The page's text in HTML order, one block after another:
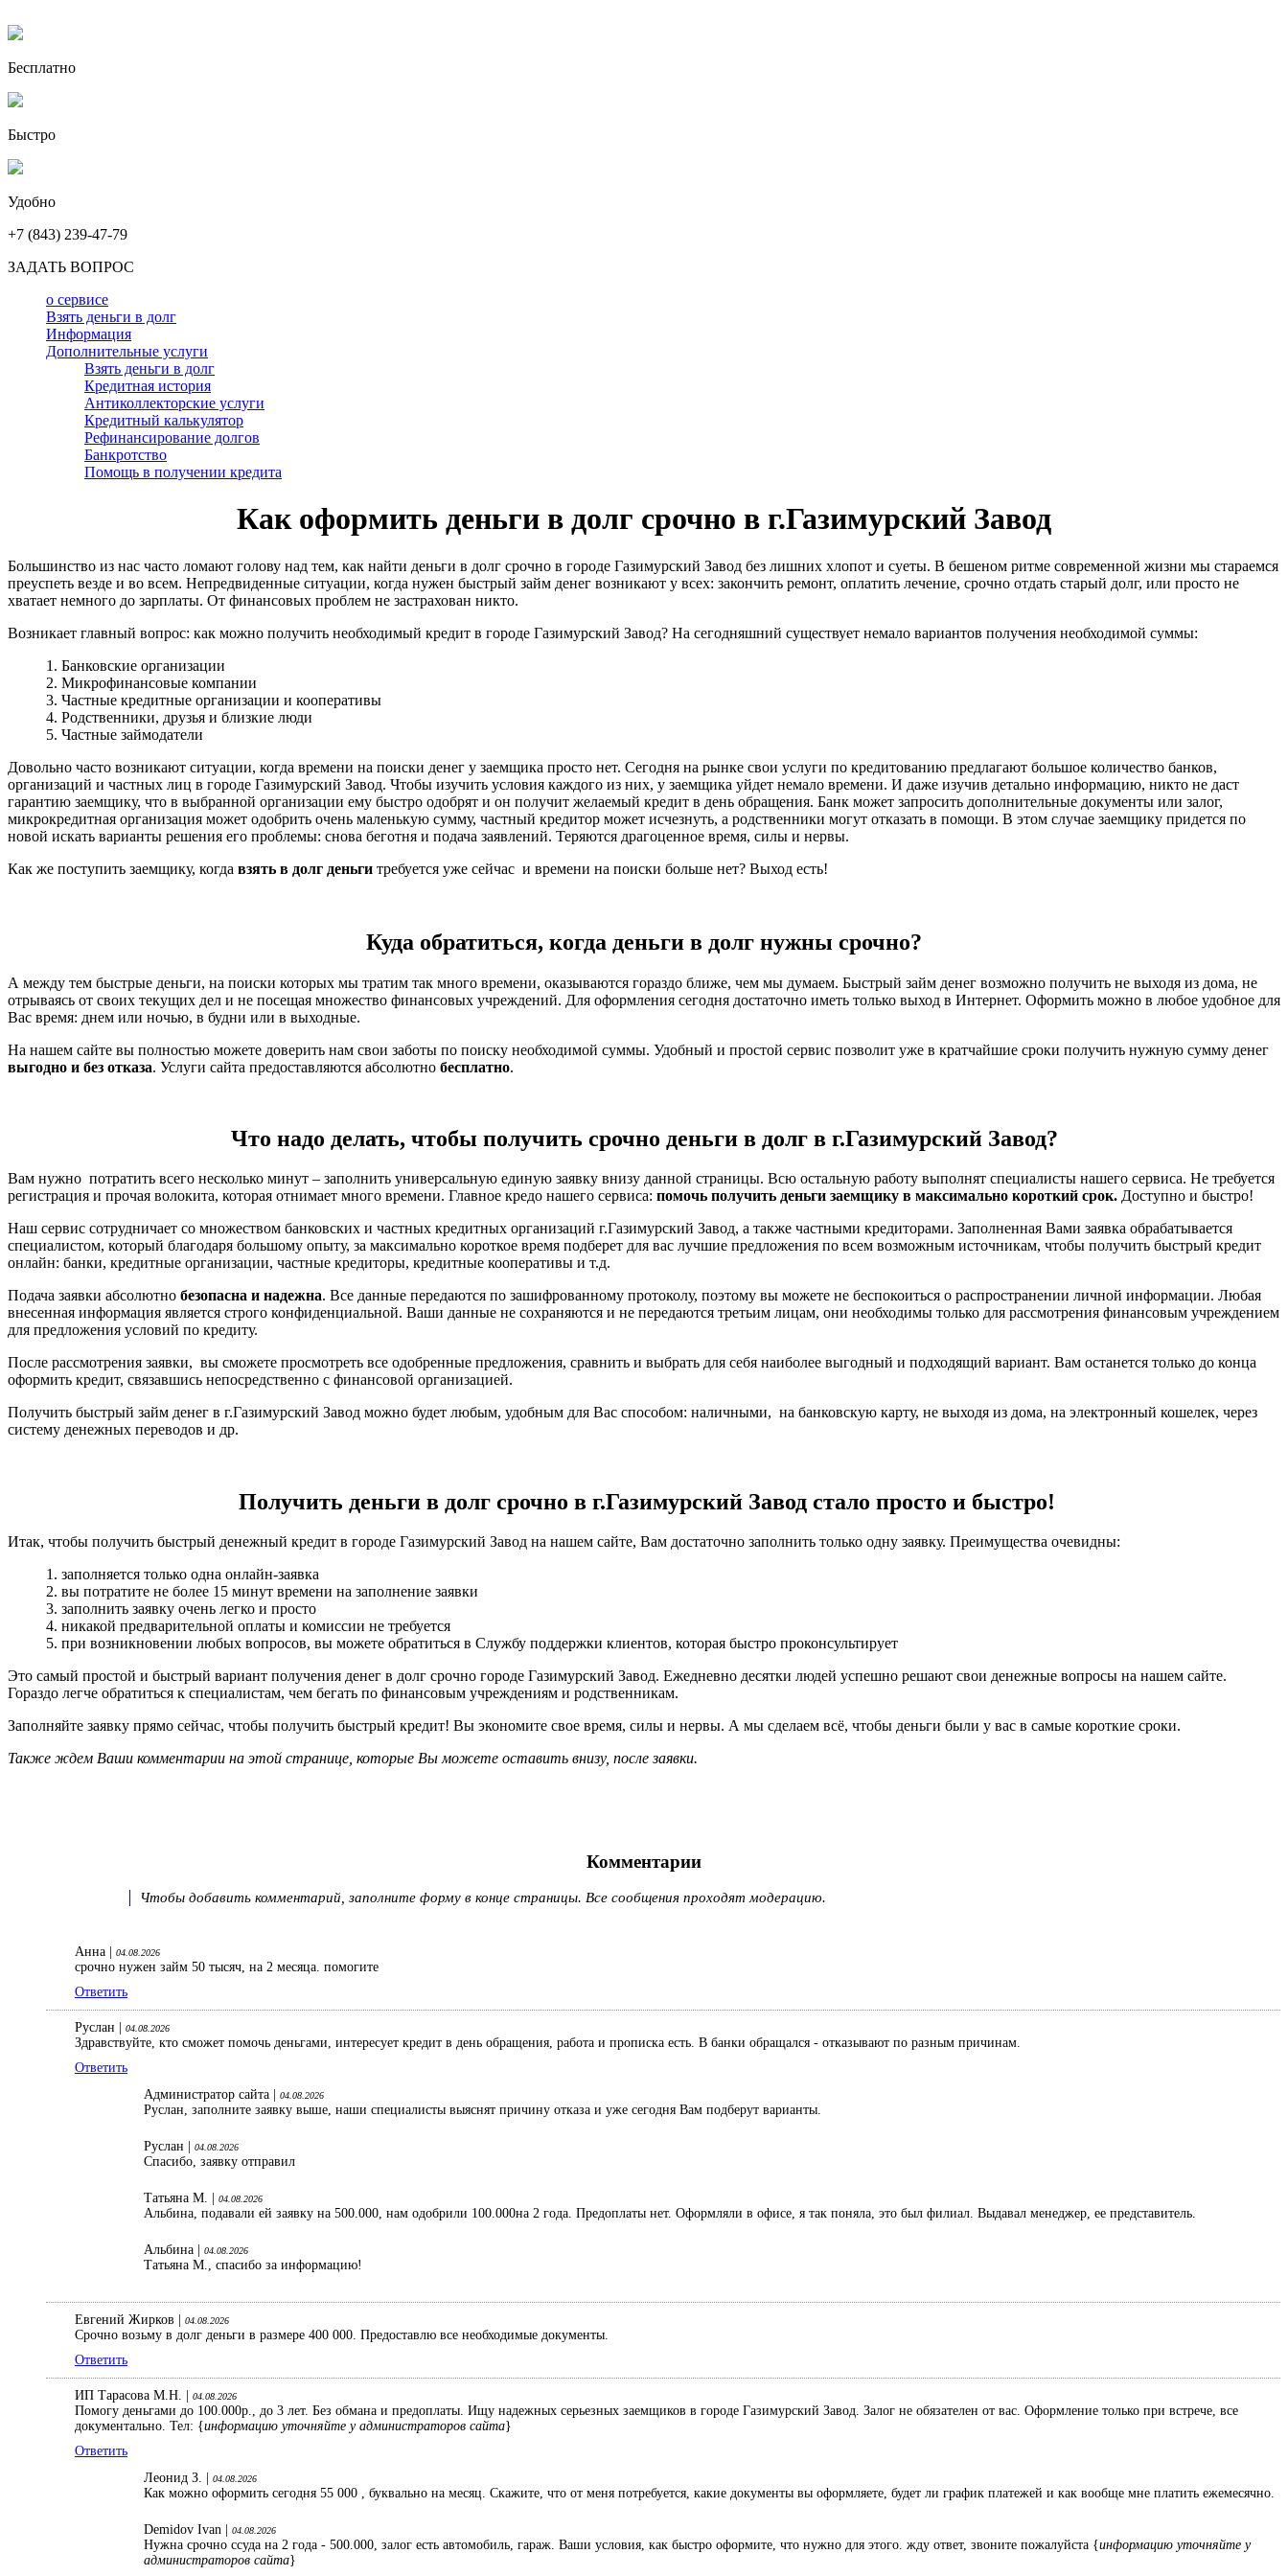
Бесплатно
Быстро
Удобно
+7 (843) 239-47-79
ЗАДАТЬ ВОПРОС
о сервисе
Взять деньги в долг
Информация
Дополнительные услуги
Взять деньги в долг
Кредитная история
Антиколлекторские услуги
Кредитный калькулятор
Рефинансирование долгов
Банкротство
Помощь в получении кредита
Как оформить деньги в долг срочно в г.Газимурский Завод
Большинство из нас часто ломают голову над тем, как найти деньги в долг срочно в городе Газимурский Завод без лишних хлопот и суеты. В бешеном ритме современной жизни мы стараемся
преуспеть везде и во всем. Непредвиденные ситуации, когда нужен быстрый займ денег возникают у всех: закончить ремонт, оплатить лечение, срочно отдать старый долг, или просто не
хватает немного до зарплаты. От финансовых проблем не застрахован никто.
Возникает главный вопрос: как можно получить необходимый кредит в городе Газимурский Завод? На сегодняшний существует немало вариантов получения необходимой суммы:
1. Банковские организации
2. Микрофинансовые компании
3. Частные кредитные организации и кооперативы
4. Родственники, друзья и близкие люди
5. Частные займодатели
Довольно часто возникают ситуации, когда времени на поиски денег у заемщика просто нет. Сегодня на рынке свои услуги по кредитованию предлагают большое количество банков,
организаций и частных лиц в городе Газимурский Завод. Чтобы изучить условия каждого из них, у заемщика уйдет немало времени. И даже изучив детально информацию, никто не даст
гарантию заемщику, что в выбранной организации ему быстро одобрят и он получит желаемый кредит в день обращения. Банк может запросить дополнительные документы или залог,
микрокредитная организация может одобрить очень маленькую сумму, частный кредитор может исчезнуть, а родственники могут отказать в помощи. В этом случае заемщику придется по
новой искать варианты решения его проблемы: снова беготня и подача заявлений. Теряются драгоценное время, силы и нервы.
Как же поступить заемщику, когда взять в долг деньги требуется уже сейчас и времени на поиски больше нет? Выход есть!
Куда обратиться, когда деньги в долг нужны срочно?
А между тем быстрые деньги, на поиски которых мы тратим так много времени, оказываются гораздо ближе, чем мы думаем. Быстрый займ денег возможно получить не выходя из дома, не
отрываясь от своих текущих дел и не посещая множество финансовых учреждений. Для оформления сегодня достаточно иметь только выход в Интернет. Оформить можно в любое удобное для
Вас время: днем или ночью, в будни или в выходные.
На нашем сайте вы полностью можете доверить нам свои заботы по поиску необходимой суммы. Удобный и простой сервис позволит уже в кратчайшие сроки получить нужную сумму денег
выгодно и без отказа. Услуги сайта предоставляются абсолютно бесплатно.
Что надо делать, чтобы получить срочно деньги в долг в г.Газимурский Завод?
Вам нужно потратить всего несколько минут – заполнить универсальную единую заявку внизу данной страницы. Всю остальную работу выполнят специалисты нашего сервиса. Не требуется
регистрация и прочая волокита, которая отнимает много времени. Главное кредо нашего сервиса: помочь получить деньги заемщику в максимально короткий срок. Доступно и быстро!
Наш сервис сотрудничает со множеством банковских и частных кредитных организаций г.Газимурский Завод, а также частными кредиторами. Заполненная Вами заявка обрабатывается
специалистом, который благодаря большому опыту, за максимально короткое время подберет для вас лучшие предложения по всем возможным источникам, чтобы получить быстрый кредит
онлайн: банки, кредитные организации, частные кредиторы, кредитные кооперативы и т.д.
Подача заявки абсолютно безопасна и надежна. Все данные передаются по зашифрованному протоколу, поэтому вы можете не беспокоиться о распространении личной информации. Любая
внесенная информация является строго конфиденциальной. Ваши данные не сохраняются и не передаются третьим лицам, они необходимы только для рассмотрения финансовым учреждением
для предложения условий по кредиту.
После рассмотрения заявки, вы сможете просмотреть все одобренные предложения, сравнить и выбрать для себя наиболее выгодный и подходящий вариант. Вам останется только до конца
оформить кредит, связавшись непосредственно с финансовой организацией.
Получить быстрый займ денег в г.Газимурский Завод можно будет любым, удобным для Вас способом: наличными, на банковскую карту, не выходя из дома, на электронный кошелек, через
систему денежных переводов и др.
Получить деньги в долг срочно в г.Газимурский Завод стало просто и быстро!
Итак, чтобы получить быстрый денежный кредит в городе Газимурский Завод на нашем сайте, Вам достаточно заполнить только одну заявку. Преимущества очевидны:
1. заполняется только одна онлайн-заявка
2. вы потратите не более 15 минут времени на заполнение заявки
3. заполнить заявку очень легко и просто
4. никакой предварительной оплаты и комиссии не требуется
5. при возникновении любых вопросов, вы можете обратиться в Службу поддержки клиентов, которая быстро проконсультирует
Это самый простой и быстрый вариант получения денег в долг срочно городе Газимурский Завод. Ежедневно десятки людей успешно решают свои денежные вопросы на нашем сайте.
Гораздо легче обратиться к специалистам, чем бегать по финансовым учреждениям и родственникам.
Заполняйте заявку прямо сейчас, чтобы получить быстрый кредит! Вы экономите свое время, силы и нервы. А мы сделаем всё, чтобы деньги были у вас в самые короткие сроки.
Также ждем Ваши комментарии на этой странице, которые Вы можете оставить внизу, после заявки.
Комментарии
Чтобы добавить комментарий, заполните форму в конце страницы. Все сообщения проходят модерацию.
Анна | 04.08.2026
срочно нужен займ 50 тысяч, на 2 месяца. помогите
Ответить
Руслан | 04.08.2026
Здравствуйте, кто сможет помочь деньгами, интересует кредит в день обращения, работа и прописка есть. В банки обращался - отказывают по разным причинам.
Ответить
Администратор сайта |
04.08.2026
Руслан, заполните заявку выше, наши специалисты выяснят причину отказа и уже сегодня Вам подберут варианты.
Руслан | 04.08.2026
Спасибо, заявку отправил
Татьяна М. | 04.08.2026
Альбина, подавали ей заявку на 500.000, нам одобрили 100.000на 2 года. Предоплаты нет. Оформляли в офисе, я так поняла, это был филиал. Выдавал менеджер, ее представитель.
Альбина | 04.08.2026
Татьяна М., спасибо за информацию!
Евгений Жирков | 04.08.2026
Срочно возьму в долг деньги в размере 400 000. Предоставлю все необходимые документы.
Ответить
ИП Тарасова М.Н. | 04.08.2026
Помогу деньгами до 100.000р., до 3 лет. Без обмана и предоплаты. Ищу надежных серьезных заемщиков в городе Газимурский Завод. Залог не обязателен от вас. Оформление только при встрече, все
документально. Тел: {информацию уточняйте у администраторов сайта}
Ответить
Леонид З. |
04.08.2026
Как можно оформить сегодня 55 000 , буквально на месяц. Скажите, что от меня потребуется, какие документы вы оформляете, будет ли график платежей и как вообще мне платить ежемесячно.
Demidov Ivan | 04.08.2026
Нужна срочно ссуда на 2 года - 500.000, залог есть автомобиль, гараж. Ваши условия, как быстро оформите, что нужно для этого. жду ответ, звоните пожалуйста {информацию уточняйте у
администраторов сайта}